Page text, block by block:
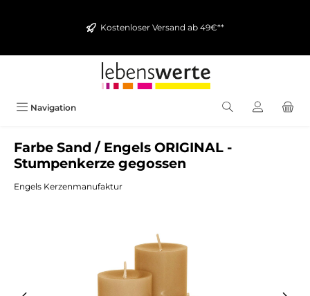
Kostenloser Versand ab 49€**
Navigation
Farbe Sand / Engels ORIGINAL -
Stumpenkerze gegossen
Engels Kerzenmanufaktur